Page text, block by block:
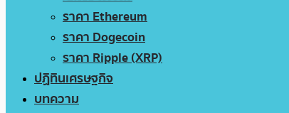
ราคา Ethereum
ราคา Dogecoin
ราคา Ripple (XRP)
ปฏิทินเศรษฐกิจ
บทความ